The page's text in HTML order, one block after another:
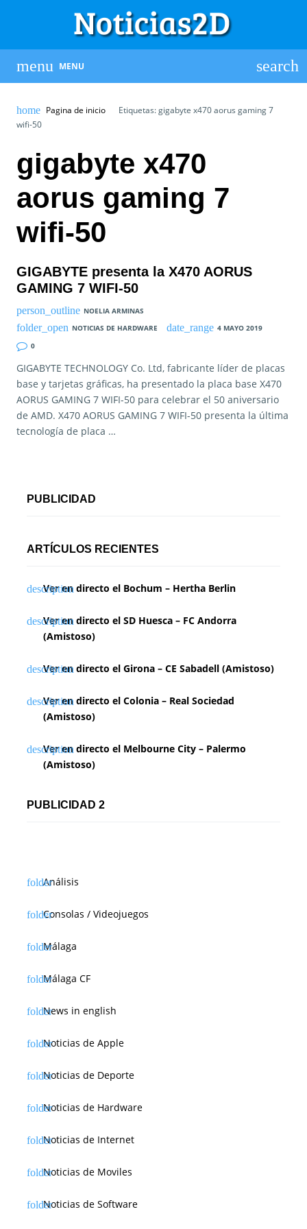
MENU
Pagina de inicio
Etiquetas: gigabyte x470 aorus gaming 7
wifi-50
gigabyte x470
aorus gaming 7
wifi-50
GIGABYTE presenta la X470 AORUS
GAMING 7 WIFI-50
NOELIA ARMINAS
NOTICIAS DE HARDWARE
4 MAYO 2019
0
GIGABYTE TECHNOLOGY Co. Ltd, fabricante líder de placas
base y tarjetas gráficas, ha presentado la placa base X470
AORUS GAMING 7 WIFI-50 para celebrar el 50 aniversario
de AMD. X470 AORUS GAMING 7 WIFI-50 presenta la última
tecnología de placa …
PUBLICIDAD
ARTÍCULOS RECIENTES
Ver en directo el Bochum – Hertha Berlin
Ver en directo el SD Huesca – FC Andorra
(Amistoso)
Ver en directo el Girona – CE Sabadell (Amistoso)
Ver en directo el Colonia – Real Sociedad
(Amistoso)
Ver en directo el Melbourne City – Palermo
(Amistoso)
PUBLICIDAD 2
Análisis
Consolas / Videojuegos
Málaga
Málaga CF
News in english
Noticias de Apple
Noticias de Deporte
Noticias de Hardware
Noticias de Internet
Noticias de Moviles
Noticias de Software